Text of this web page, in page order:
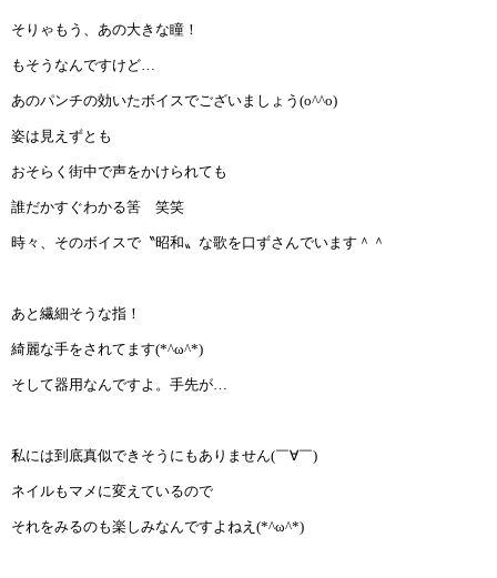
そりゃもう、あの大きな瞳！
もそうなんですけど…
あのパンチの効いたボイスでございましょう (o^^o)
姿は見えずとも
おそらく街中で声をかけられても
誰だかすぐわかる筈 笑笑
時々、そのボイスで〝昭和〟な歌を口ずさんでいます＾＾
あと繊細そうな指！
綺麗な手をされてます(*^ω^*)
そして器用なんですよ。手先が…
私には到底真似できそうにもありません(￣∀￣)
ネイルもマメに変えているので
それをみるのも楽しみなんですよねえ (*^ω^*)